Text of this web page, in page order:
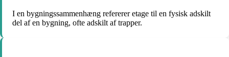
I en bygningssammenhæng refererer etage til en fysisk adskilt
del af en bygning, ofte adskilt af trapper.